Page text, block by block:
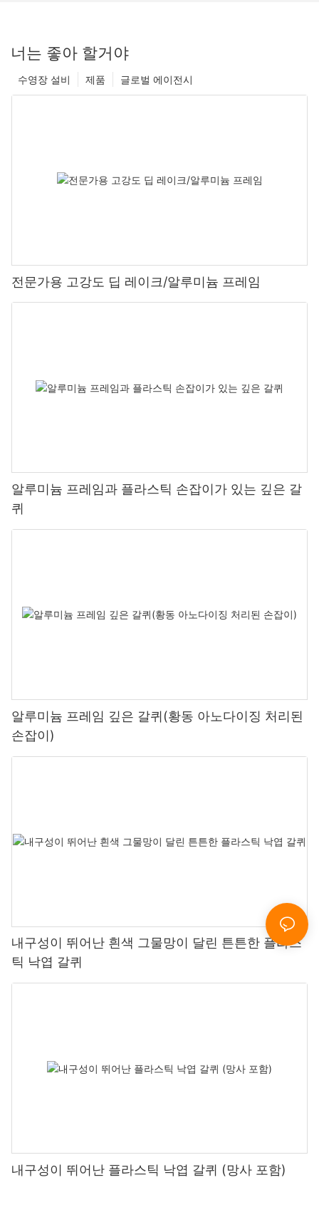
너는 좋아 할거야
글로벌 에이전시
제품
수영장 설비
전문가용 고강도 딥 레이크/알루미늄 프레임
알루미늄 프레임과 플라스틱 손잡이가 있는 깊은 갈
퀴
알루미늄 프레임 깊은 갈퀴(황동 아노다이징 처리된
손잡이)
내구성이 뛰어난 흰색 그물망이 달린 튼튼한 플라스
틱 낙엽 갈퀴
내구성이 뛰어난 플라스틱 낙엽 갈퀴 (망사 포함)